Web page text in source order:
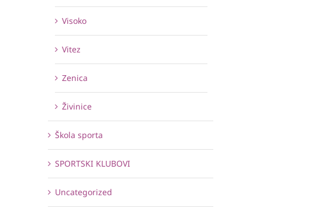
Visoko
Vitez
Zenica
Živinice
Škola sporta
SPORTSKI KLUBOVI
Uncategorized